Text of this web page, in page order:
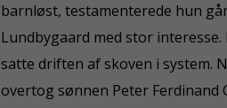
barnløst, testamenterede hun
Lundbygaard med stor
satte driften af skoven i system.
overtog sønnen Peter Ferdinand